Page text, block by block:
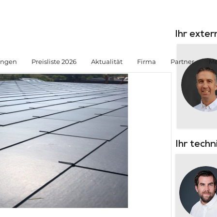
Preisliste 2026 Aktualität Firma Partner
Ihr
Ihr